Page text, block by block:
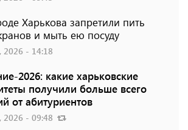
Харькова запретили пить
и мыть ею посуду
2026 - 14:18
2026: какие харьковские
получили больше всего
от абитуриентов
2026 - 09:48